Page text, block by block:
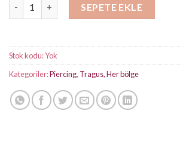
SEPETE EKLE
Stok kodu:Yok
Kategoriler:Piercing, Tragus, Her bölge